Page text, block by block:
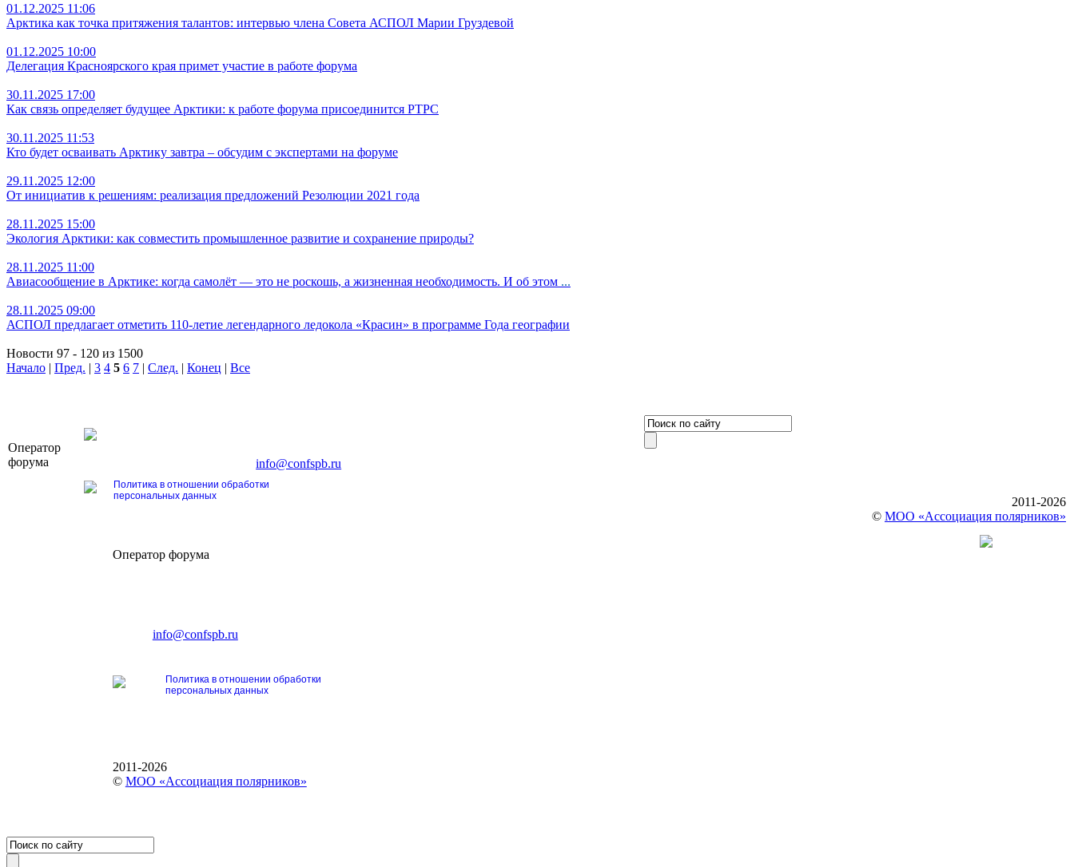
01.12.2025 11:06
Арктика как точка притяжения талантов: интервью члена Совета АСПОЛ Марии Груздевой
01.12.2025 10:00
Делегация Красноярского края примет участие в работе форума
30.11.2025 17:00
Как связь определяет будущее Арктики: к работе форума присоединится РТРС
30.11.2025 11:53
Кто будет осваивать Арктику завтра – обсудим с экспертами на форуме
29.11.2025 12:00
От инициатив к решениям: реализация предложений Резолюции 2021 года
28.11.2025 15:00
Экология Арктики: как совместить промышленное развитие и сохранение природы?
28.11.2025 11:00
Авиасообщение в Арктике: когда самолёт — это не роскошь, а жизненная необходимость. И об этом ...
28.11.2025 09:00
АСПОЛ предлагает отметить 110-летие легендарного ледокола «Красин» в программе Года географии
Новости 97 - 120 из 1500
Начало | Пред. | 3 4 5 6 7 | След. | Конец | Все
Оператор
форума
Тел. +7 (812) 327-93-70, E-mail:info@confspb.ru
Политика в отношении обработки
персональных данных
2011-2026
© МОО «Ассоциация полярников»
Оператор форума
info@confspb.ru
Политика в отношении обработки
персональных данных
2011-2026
© МОО «Ассоциация полярников»